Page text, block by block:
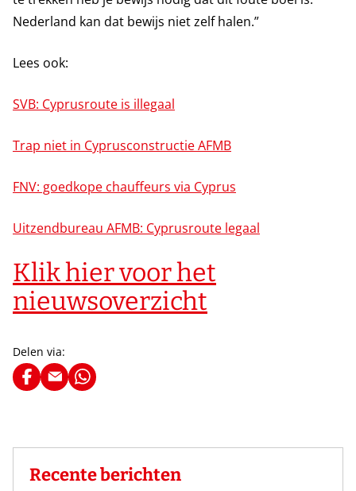
Nederland kan dat bewijs niet zelf halen.”
Lees ook:
SVB: Cyprusroute is illegaal
Trap niet in Cyprusconstructie AFMB
FNV: goedkope chauffeurs via Cyprus
Uitzendbureau AFMB: Cyprusroute legaal
Klik hier voor het
nieuwsoverzicht
Delen via:
Recente berichten